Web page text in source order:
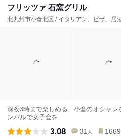
フリッツァ 石窯グリル
北九州市小倉北区 / イタリアン、ピザ、居
深夜3時まで楽しめる、小倉のオシャ
ンバルで女子会を
3.08 31 人 1669